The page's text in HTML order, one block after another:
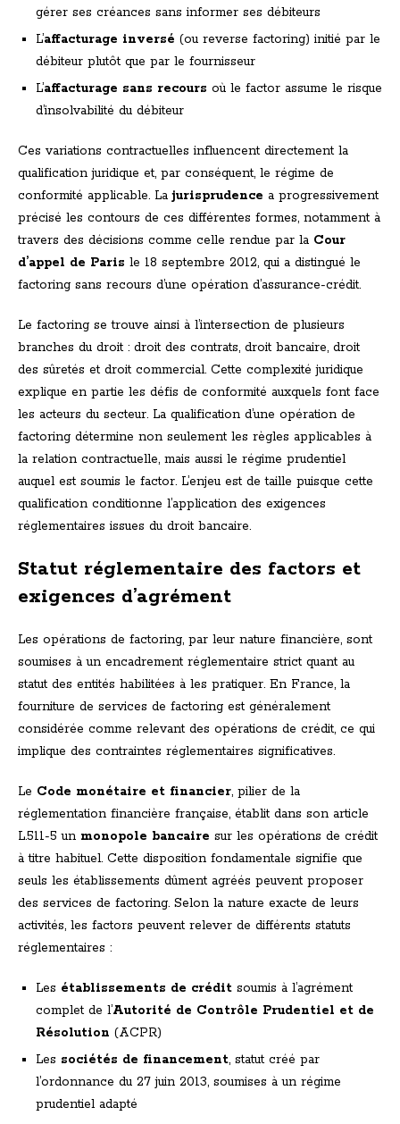
gérer ses créances sans informer ses débiteurs
L’affacturage inversé (ou reverse factoring) initié par le
débiteur plutôt que par le fournisseur
L’affacturage sans recours où le factor assume le risque
d’insolvabilité du débiteur
Ces variations contractuelles influencent directement la
qualification juridique et, par conséquent, le régime de
conformité applicable. Lajurisprudence a progressivement
précisé les contours de ces différentes formes, notamment à
travers des décisions comme celle rendue par la Cour
d’appel de Paris le 18 septembre 2012, qui a distingué le
factoring sans recours d’une opération d’assurance-crédit.
Le factoring se trouve ainsi à l’intersection de plusieurs
branches du droit : droit des contrats, droit bancaire, droit
des sûretés et droit commercial. Cette complexité juridique
explique en partie les défis de conformité auxquels font face
les acteurs du secteur. La qualification d’une opération de
factoring détermine non seulement les règles applicables à
la relation contractuelle, mais aussi le régime prudentiel
auquel est soumis le factor. L’enjeu est de taille puisque cette
qualification conditionne l’application des exigences
réglementaires issues du droit bancaire.
Statut réglementaire des factors et
exigences d’agrément
Les opérations de factoring, par leur nature financière, sont
soumises à un encadrement réglementaire strict quant au
statut des entités habilitées à les pratiquer. En France, la
fourniture de services de factoring est généralement
considérée comme relevant des opérations de crédit, ce qui
implique des contraintes réglementaires significatives.
Le Code monétaire et financier, pilier de la
réglementation financière française, établit dans son article
L.511-5 un monopole bancaire sur les opérations de crédit
à titre habituel. Cette disposition fondamentale signifie que
seuls les établissements dûment agréés peuvent proposer
des services de factoring. Selon la nature exacte de leurs
activités, les factors peuvent relever de différents statuts
réglementaires :
Les établissements de crédit soumis à l’agrément
complet de l’Autorité de Contrôle Prudentiel et de
Résolution (ACPR)
Les sociétés de financement, statut créé par
l’ordonnance du 27 juin 2013, soumises à un régime
prudentiel adapté